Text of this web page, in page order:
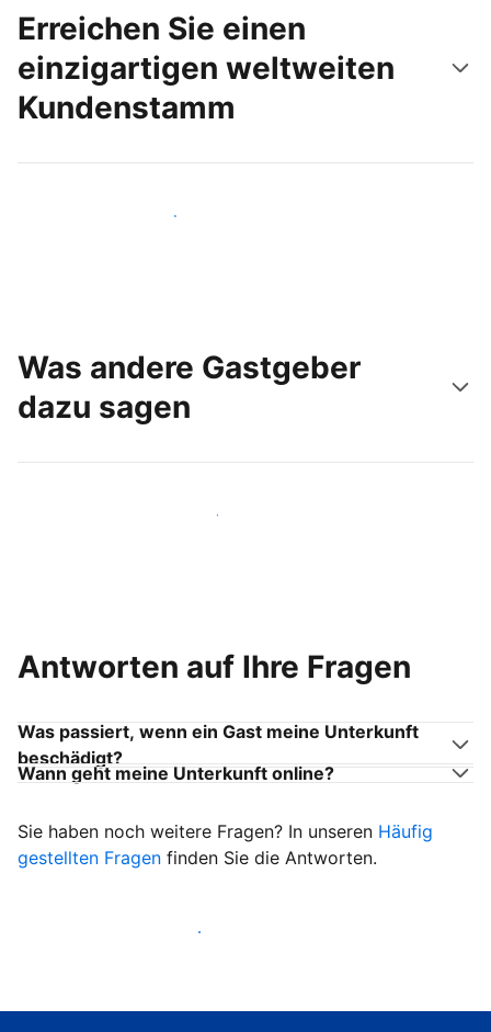
Erreichen Sie einen
einzigartigen weltweiten
Kundenstamm
Noch heute neue Gäste erreichen
Was andere Gastgeber
dazu sagen
Schließen Sie sich Gastgebern wie Ihnen an
Antworten auf Ihre Fragen
Was passiert, wenn ein Gast meine Unterkunft
beschädigt?
Wann geht meine Unterkunft online?
Sie haben noch weitere Fragen? In unseren Häufig
gestellten Fragen finden Sie die Antworten.
Heißen Sie ab sofort Gäste willkommen